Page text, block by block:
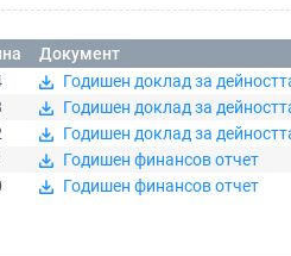
Документ
Годишен доклад за
Годишен доклад за
Годишен доклад за
Годишен финансов отчет
Годишен финансов отчет